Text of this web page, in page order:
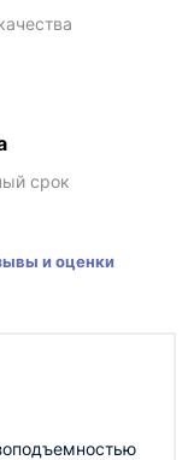
срок
и оценки